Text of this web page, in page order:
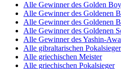
Alle Gewinner des Golden Boy
Alle Gewinner des Goldenen
Alle Gewinner des Goldenen
Alle Gewinner des Goldenen
Alle Gewinner des Yashin-
Alle gibraltarischen Pokalsieger
Alle griechischen Meister
Alle griechischen Pokalsieger